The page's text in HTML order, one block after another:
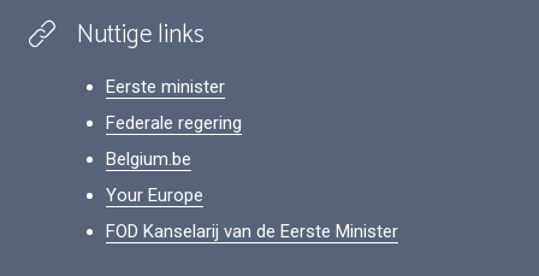
Nuttige links
Eerste minister
Federale regering
Belgium.be
Your Europe
FOD Kanselarij van de Eerste Minister